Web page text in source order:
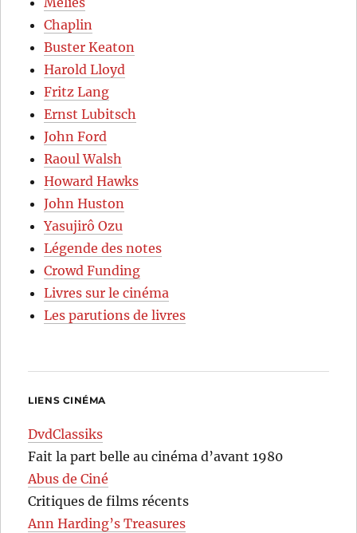
Chaplin
Buster Keaton
Harold Lloyd
Fritz Lang
Ernst Lubitsch
John Ford
Raoul Walsh
Howard Hawks
John Huston
Yasujirô Ozu
Légende des notes
Crowd Funding
Livres sur le cinéma
Les parutions de livres
LIENS CINÉMA
DvdClassiks
Fait la part belle au cinéma d’avant 1980
Abus de Ciné
Critiques de films récents
Ann Harding’s Treasures